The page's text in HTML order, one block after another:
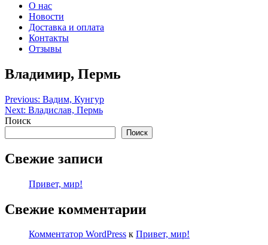
О нас
Новости
Доставка и оплата
Контакты
Отзывы
Владимир, Пермь
Навигация
по
Previous: Вадим, Кунгур
Next: Владислав, Пермь
Поиск
Поиск
Свежие записи
Привет, мир!
Свежие комментарии
Комментатор WordPress к Привет, мир!